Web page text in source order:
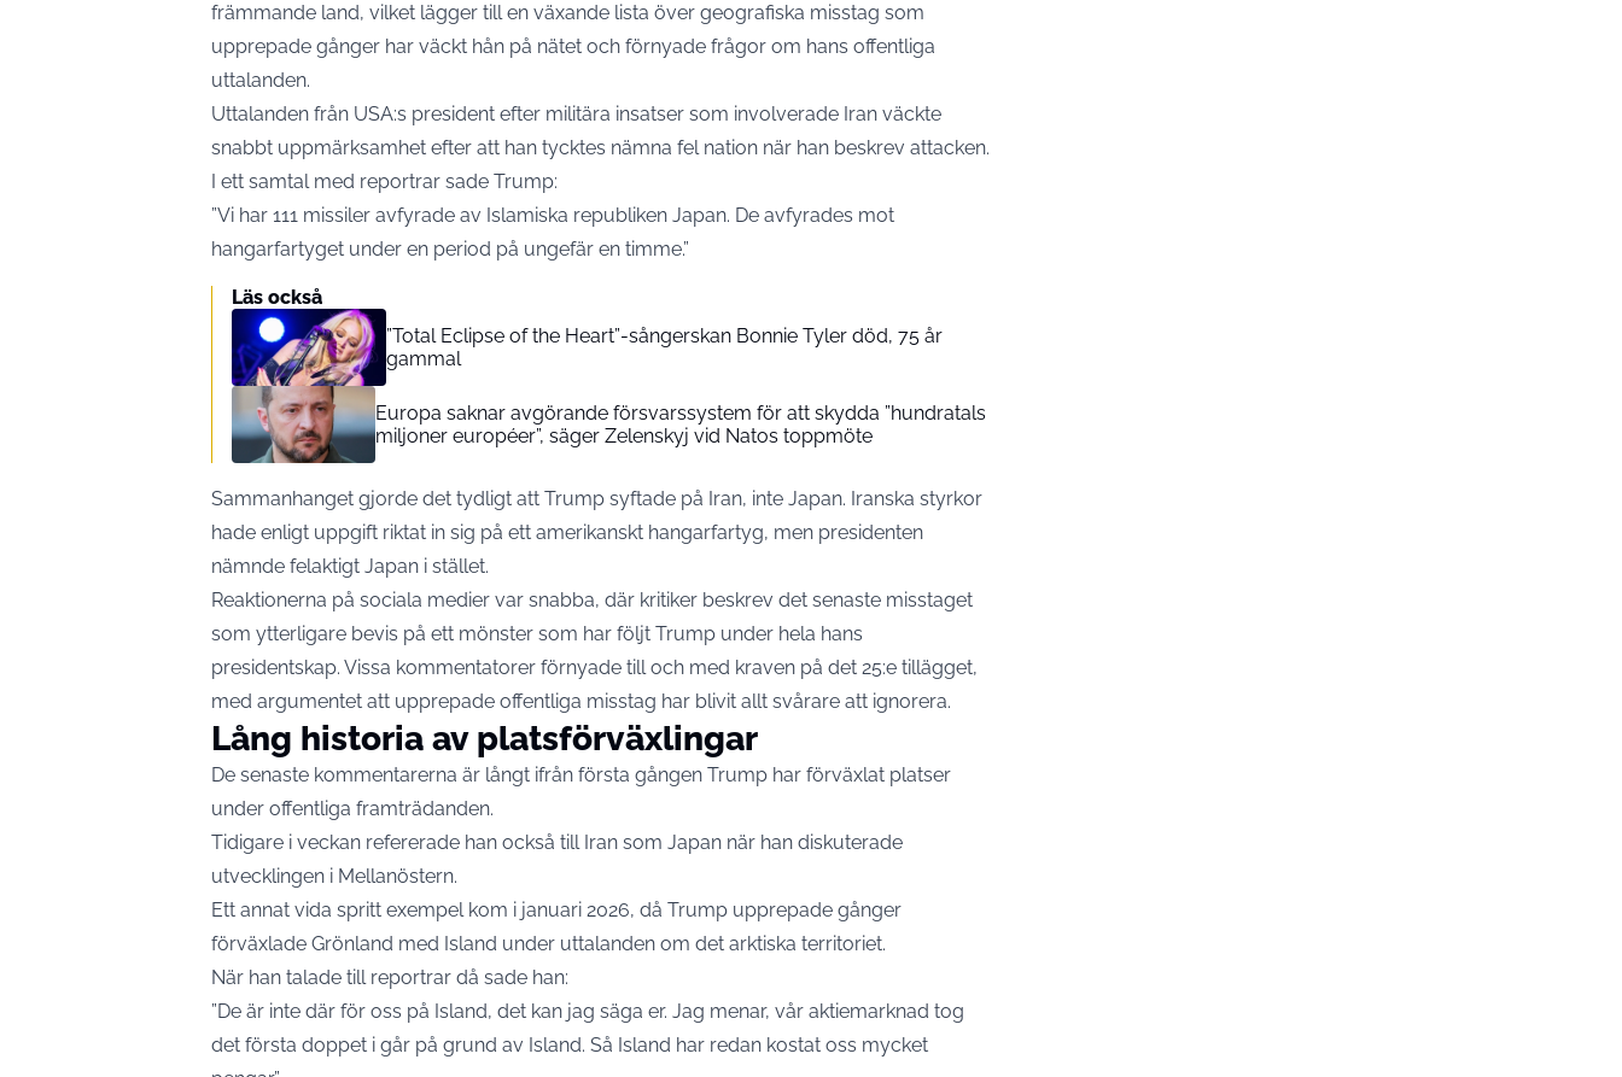
främmande land, vilket lägger till en växande lista över geografiska misstag som
upprepade gånger har väckt hån på nätet och förnyade frågor om hans offentliga
uttalanden.
Uttalanden från USA:s president efter militära insatser som involverade Iran väckte
snabbt uppmärksamhet efter att han tycktes nämna fel nation när han beskrev attacken.
I ett samtal med reportrar sade Trump:
”Vi har 111 missiler avfyrade av Islamiska republiken Japan. De avfyrades mot
hangarfartyget under en period på ungefär en timme.”
Läs också
”Total Eclipse of the Heart”-sångerskan Bonnie Tyler död, 75 år
gammal
Europa saknar avgörande försvarssystem för att skydda ”hundratals
miljoner européer”, säger Zelenskyj vid Natos toppmöte
Sammanhanget gjorde det tydligt att Trump syftade på Iran, inte Japan. Iranska styrkor
hade enligt uppgift riktat in sig på ett amerikanskt hangarfartyg, men presidenten
nämnde felaktigt Japan i stället.
Reaktionerna på sociala medier var snabba, där kritiker beskrev det senaste misstaget
som ytterligare bevis på ett mönster som har följt Trump under hela hans
presidentskap. Vissa kommentatorer förnyade till och med kraven på det 25:e tillägget,
med argumentet att upprepade offentliga misstag har blivit allt svårare att ignorera.
Lång historia av platsförväxlingar
De senaste kommentarerna är långt ifrån första gången Trump har förväxlat platser
under offentliga framträdanden.
Tidigare i veckan refererade han också till Iran som Japan när han diskuterade
utvecklingen i Mellanöstern.
Ett annat vida spritt exempel kom i januari 2026, då Trump upprepade gånger
förväxlade Grönland med Island under uttalanden om det arktiska territoriet.
När han talade till reportrar då sade han:
”De är inte där för oss på Island, det kan jag säga er. Jag menar, vår aktiemarknad tog
det första doppet i går på grund av Island. Så Island har redan kostat oss mycket